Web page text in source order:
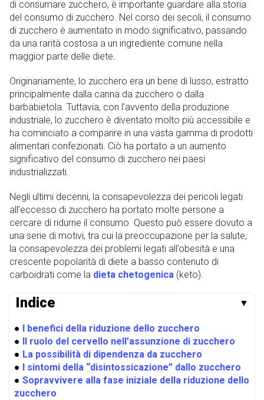
di consumare zucchero, è importante guardare alla storia
del consumo di zucchero. Nel corso dei secoli, il consumo
di zucchero è aumentato in modo significativo, passando
da una rarità costosa a un ingrediente comune nella
maggior parte delle diete.
Originariamente, lo zucchero era un bene di lusso, estratto
principalmente dalla canna da zucchero o dalla
barbabietola. Tuttavia, con l’avvento della produzione
industriale, lo zucchero è diventato molto più accessibile e
ha cominciato a comparire in una vasta gamma di prodotti
alimentari confezionati. Ciò ha portato a un aumento
significativo del consumo di zucchero nei paesi
industrializzati.
Negli ultimi decenni, la consapevolezza dei pericoli legati
all’eccesso di zucchero ha portato molte persone a
cercare di ridurne il consumo. Questo può essere dovuto a
una serie di motivi, tra cui la preoccupazione per la salute,
la consapevolezza dei problemi legati all’obesità e una
crescente popolarità di diete a basso contenuto di
carboidrati come la dieta chetogenica (keto).
Indice ▼
●
I benefici della riduzione dello zucchero
●
Il ruolo del cervello nell’assunzione di zucchero
● La possibilità di dipendenza da zucchero
●
I sintomi della “disintossicazione” dallo zucchero
● Sopravvivere alla fase iniziale della riduzione dello
zucchero